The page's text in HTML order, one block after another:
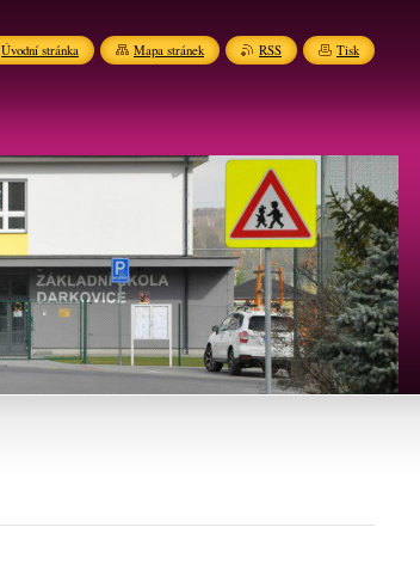
Úvodní stránka Mapa stránek RSS Tisk